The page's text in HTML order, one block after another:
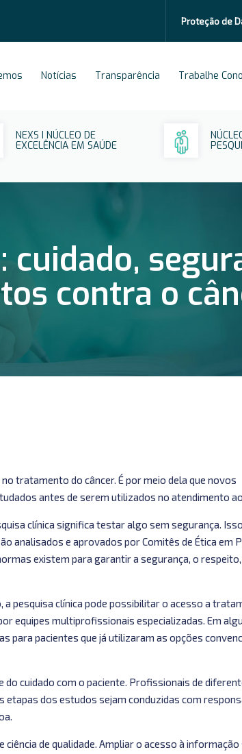
Proteção de
Notícias Transparência Trabalhe
NEXS I NÚCLEO DE
EXCELÊNCIA EM SAÚDE
cuidado,
contra o
tratamento do câncer. É por meio dela que novos
antes de serem utilizados no atendimento
clínica significa testar algo sem segurança.
analisados e aprovados por Comitês de Ética em
existem para garantir a segurança, o respeito,
pesquisa clínica pode possibilitar o acesso a
equipes multiprofissionais especializadas. Em
pacientes que já utilizaram as opções
cuidado com o paciente. Profissionais de
dos estudos sejam conduzidas com
de qualidade. Ampliar o acesso à